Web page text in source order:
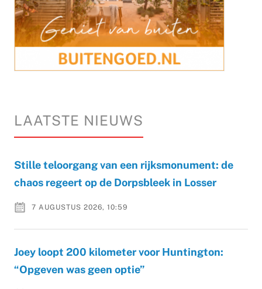
LAATSTE NIEUWS
Stille teloorgang van een rijksmonument: de
chaos regeert op de Dorpsbleek in Losser
7 AUGUSTUS 2026, 10:59
Joey loopt 200 kilometer voor Huntington:
“Opgeven was geen optie”